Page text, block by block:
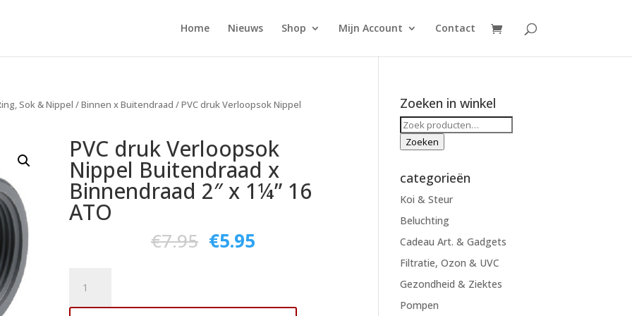
Home Nieuws Shop Mijn Account Contact
Sok & Nippel /Binnen x Buitendraad / PVC druk Verloopsok Nippel
PVC druk Verloopsok
Nippel Buitendraad x
Binnendraad 2″ x 1¼” 16
ATO
€7.95 €5.95
druk
Verloopsok
Zoeken in winkel
Zoeken
naar:
Zoeken
categorieën
Koi & Steur
Beluchting
Cadeau Art. & Gadgets
Filtratie, Ozon & UVC
Gezondheid & Ziektes
Pompen